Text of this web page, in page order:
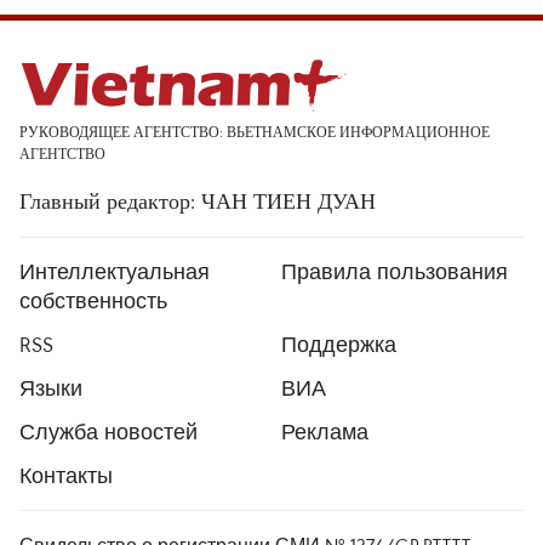
РУКОВОДЯЩЕЕ АГЕНТСТВО: ВЬЕТНАМСКОЕ ИНФОРМАЦИОННОЕ
АГЕНТСТВО
Главный редактор: ЧАН ТИЕН ДУАН
Интеллектуальная
собственность
Правила пользования
RSS
Поддержка
Языки
ВИА
Служба новостей
Реклама
Контакты